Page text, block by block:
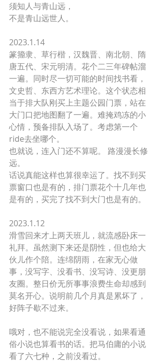
须知人与青山远，
不是青山远世人。
2023.1.14
篆籀隶、草行楷，汉魏晋、南北朝、隋
唐五代、宋元明清。花个二三年碑帖溜
一遍。同时尽一切可能的时间找书看，
文史哲、东西方艺术理论。这个状态相
当于排大队刚买上主题公园门票，站在
大门口把地图翻了一遍。难掩鸡冻的小
心情，预备排队入场了。考虑第一个
ride去坐哪个。
也就说，连入门还不算呢。 路漫漫长修
远。
话说真能这样也算很幸运了。找不到买
票窗口也是有的，排门票花个十几年也
是有的，买完了找不到大门也是有的。
2023.1.12
滑雪回来才上两天班儿，就流感卧床一
礼拜。虽然测下来还是阴性，但也给大
伙儿作个陪。连绵阴雨，在家无心做
事，没写字、没看书、没写诗、没更朋
友圈。整日价无所事事浪费生命却感到
莫名开心。说明前几个月真是累坏了，
好阵子歇不过来。
哦对，也不能说完全没看说，如果看通
俗小说也算看书的话。把马伯庸的小说
看了六七种，之前没看过。